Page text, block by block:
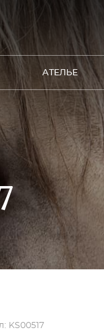
АТЕЛЬЕ
KS00517